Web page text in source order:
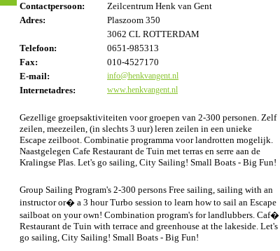
Contactpersoon:
Zeilcentrum Henk van Gent
Adres:
Plaszoom 350
3062 CL ROTTERDAM
Telefoon:
0651-985313
Fax:
010-4527170
E-mail:
info@henkvangent.nl
Internetadres: www.henkvangent.nl
Gezellige groepsaktiviteiten voor groepen van 2-300 personen. Zelf
zeilen, meezeilen, (in slechts 3 uur) leren zeilen in een unieke
Escape zeilboot. Combinatie programma voor landrotten mogelijk.
Naastgelegen Cafe Restaurant de Tuin met terras en serre aan de
Kralingse Plas. Let's go sailing, City Sailing! Small Boats - Big Fun!
Group Sailing Program's 2-300 persons Free sailing, sailing with an
instructor or� a 3 hour Turbo session to learn how to sail an Escape
sailboat on your own! Combination program's for landlubbers. Caf�
Restaurant de Tuin with terrace and greenhouse at the lakeside. Let's
go sailing, City Sailing! Small Boats - Big Fun!